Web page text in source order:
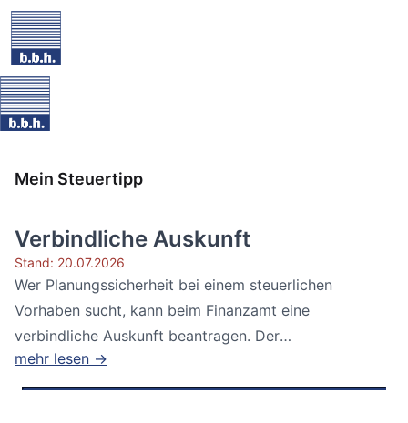
Mein Steuertipp
Verbindliche Auskunft
Stand: 20.07.2026
Wer Planungssicherheit bei einem steuerlichen
Vorhaben sucht, kann beim Finanzamt eine
verbindliche Auskunft beantragen. Der
Bundesfinanzhof...
mehr lesen →